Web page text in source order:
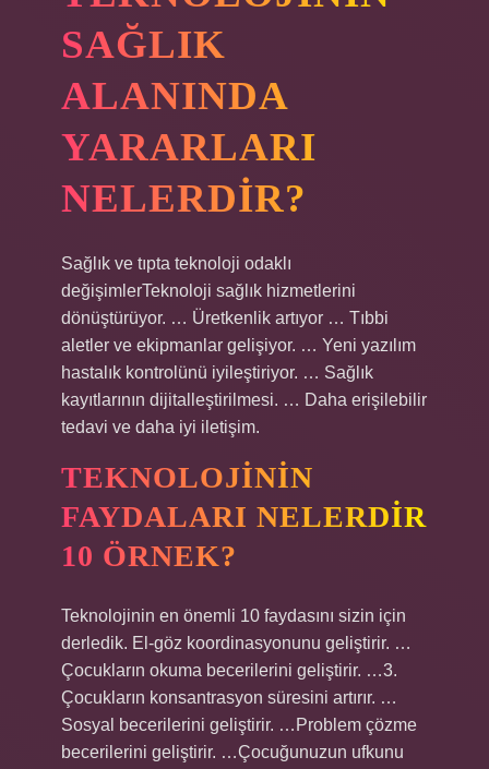
SAĞLIK
ALANINDA
YARARLARI
NELERDIR?
Sağlık ve tıpta teknoloji odaklı
değişimlerTeknoloji sağlık hizmetlerini
dönüştürüyor. … Üretkenlik artıyor … Tıbbi
aletler ve ekipmanlar gelişiyor. … Yeni yazılım
hastalık kontrolünü iyileştiriyor. … Sağlık
kayıtlarının dijitalleştirilmesi. … Daha erişilebilir
tedavi ve daha iyi iletişim.
TEKNOLOJININ
FAYDALARI NELERDIR
10 ÖRNEK?
Teknolojinin en önemli 10 faydasını sizin için
derledik. El-göz koordinasyonunu geliştirir. …
Çocukların okuma becerilerini geliştirir. …3.
Çocukların konsantrasyon süresini artırır. …
Sosyal becerilerini geliştirir. …Problem çözme
becerilerini geliştirir. …Çocuğunuzun ufkunu